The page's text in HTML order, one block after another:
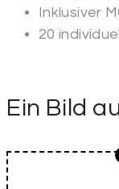
Inklusiver
20
Ein Bild